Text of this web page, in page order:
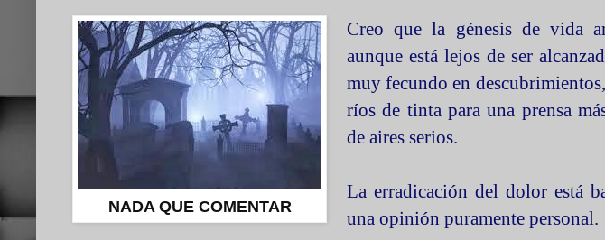
NADA QUE COMENTAR
Creo que la génesis de vida
aunque está lejos de ser
muy fecundo en
ríos de tinta para una prensa
de aires serios.
La erradicación del dolor está
una opinión puramente personal.